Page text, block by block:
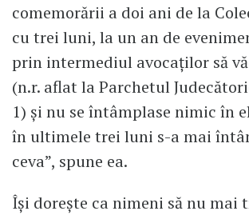
comemorării a doi ani de la
cu trei luni, la un an de
prin intermediul avocaților să
(n.r. aflat la Parchetul
1) și nu se întâmplase nimic în
în ultimele trei luni s-a mai
ceva”, spune ea.
Își dorește ca nimeni să nu mai